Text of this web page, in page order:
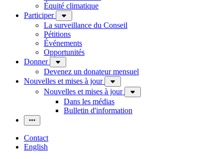
Équité climatique
Participer
La surveillance du Conseil
Pétitions
Événements
Opportunités
Donner
Devenez un donateur mensuel
Nouvelles et mises à jour
Nouvelles et mises à jour
Dans les médias
Bulletin d'information
Contact
English